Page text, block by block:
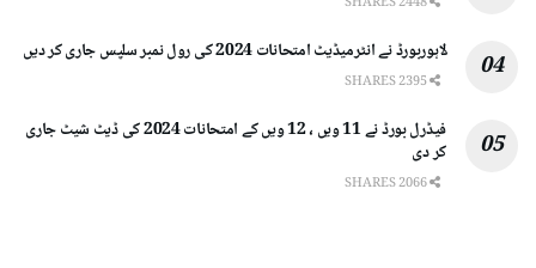
لاہوربورڈ نے انٹرمیڈیٹ امتحانات 2024 کی رول نمبر سلپس جاری کر دیں
فیڈرل بورڈ نے 11 ویں ، 12 ویں کے امتحانات 2024 کی ڈیٹ شیٹ جاری
کر دی